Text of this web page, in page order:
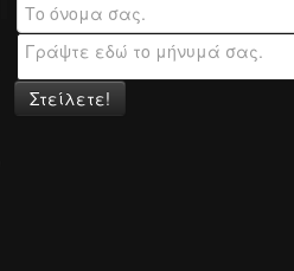
Στείλετε!